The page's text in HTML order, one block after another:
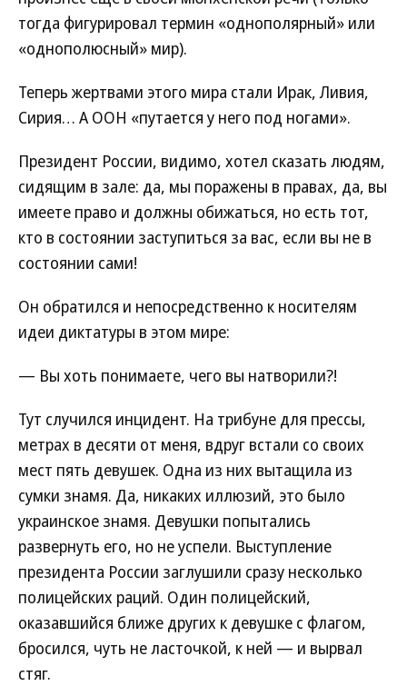
тогда фигурировал термин «однополярный» или
«однополюсный» мир).
Теперь жертвами этого мира стали Ирак, Ливия,
Сирия… А ООН «путается у него под ногами».
Президент России, видимо, хотел сказать людям,
сидящим в зале: да, мы поражены в правах, да, вы
имеете право и должны обижаться, но есть тот,
кто в состоянии заступиться за вас, если вы не в
состоянии сами!
Он обратился и непосредственно к носителям
идеи диктатуры в этом мире:
— Вы хоть понимаете, чего вы натворили?!
Тут случился инцидент. На трибуне для прессы,
метрах в десяти от меня, вдруг встали со своих
мест пять девушек. Одна из них вытащила из
сумки знамя. Да, никаких иллюзий, это было
украинское знамя. Девушки попытались
развернуть его, но не успели. Выступление
президента России заглушили сразу несколько
полицейских раций. Один полицейский,
оказавшийся ближе других к девушке с флагом,
бросился, чуть не ласточкой, к ней — и вырвал
стяг.